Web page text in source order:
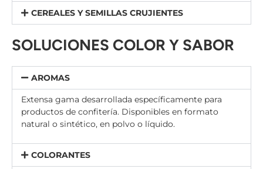
CEREALES Y SEMILLAS CRUJIENTES
SOLUCIONES COLOR Y SABOR
AROMAS
Extensa gama desarrollada específicamente para
productos de confitería. Disponibles en formato
natural o sintético, en polvo o líquido.
COLORANTES